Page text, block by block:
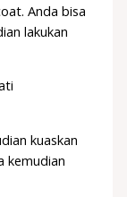
Anda bisa
lakukan
kuaskan
kemudian